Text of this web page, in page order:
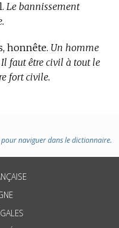
Le bannissement
honnête. Un homme
faut être civil à tout le
fort civile.
naviguer dans le dictionnaire.